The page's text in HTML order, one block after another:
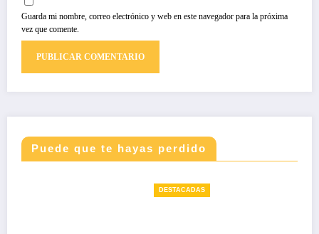
Guarda mi nombre, correo electrónico y web en este navegador para la próxima
vez que comente.
Puede que te hayas perdido